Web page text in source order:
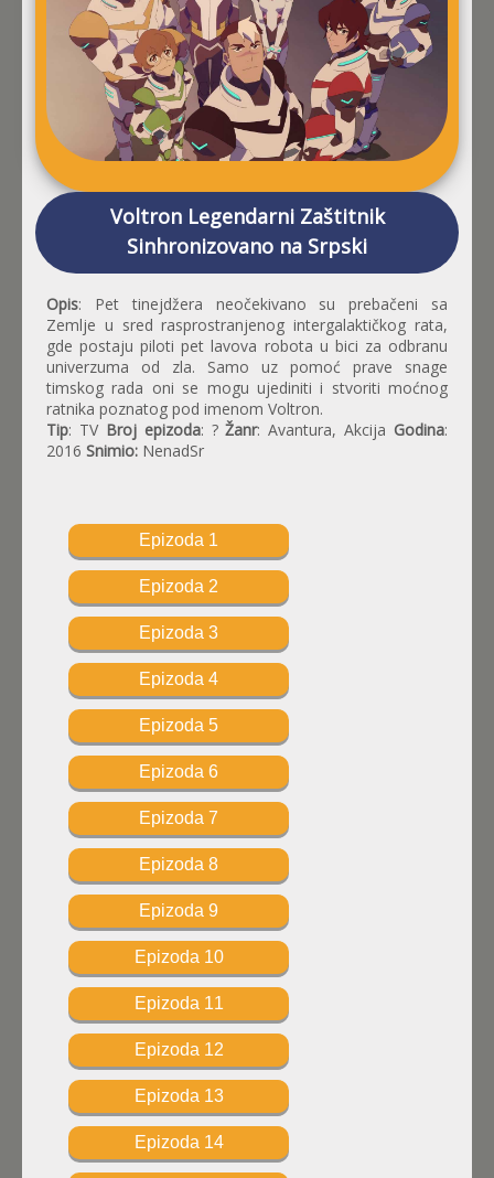
Voltron Legendarni Zaštitnik
Sinhronizovano na Srpski
Opis: Pet tinejdžera neočekivano su prebačeni sa
Zemlje u sred rasprostranjenog intergalaktičkog rata,
gde postaju piloti pet lavova robota u bici za odbranu
univerzuma od zla. Samo uz pomoć prave snage
timskog rada oni se mogu ujediniti i stvoriti moćnog
ratnika poznatog pod imenom Voltron.
Tip: TV Broj epizoda: ?Žanr: Avantura, Akcija Godina:
2016 Snimio: NenadSr
Epizoda 1
Epizoda 2
Epizoda 3
Epizoda 4
Epizoda 5
Epizoda 6
Epizoda 7
Epizoda 8
Epizoda 9
Epizoda 10
Epizoda 11
Epizoda 12
Epizoda 13
Epizoda 14